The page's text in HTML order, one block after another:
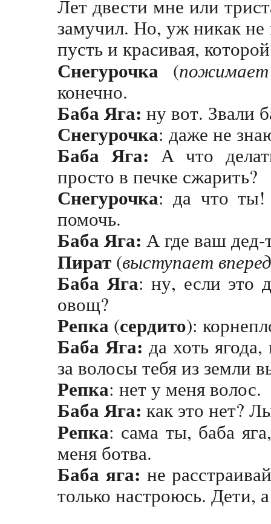
Лет двести мне или
замучил. Но, уж никак
пусть и красивая,
Снегурочка (
конечно.
Баба Яга: ну вот. Звали
Снегурочка: даже не
Баба Яга: А что
просто в печке сжарить?
Снегурочка: да что ты!
помочь.
Баба Яга: А где ваш дед-
Пират (выступает вперед
Баба Яга: ну, если это
овощ?
Репка (сердито):
Баба Яга: да хоть
за волосы тебя из земли
Репка: нет у меня волос.
Баба Яга: как это нет?
Репка: сама ты, баба
меня ботва.
Баба яга: не
только настроюсь. Дети,